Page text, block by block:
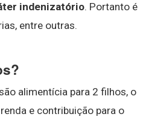
indenizatório. Portanto é
entre outras.
alimentícia para 2 filhos, o
e contribuição para o